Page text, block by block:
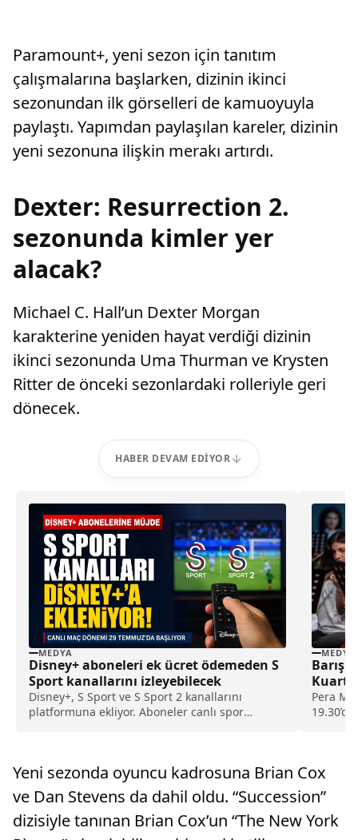
Paramount+, yeni sezon için tanıtım
çalışmalarına başlarken, dizinin ikinci
sezonundan ilk görselleri de kamuoyuyla
paylaştı. Yapımdan paylaşılan kareler, dizinin
yeni sezonuna ilişkin merakı artırdı.
Dexter: Resurrection 2.
sezonunda kimler yer
alacak?
Michael C. Hall’un Dexter Morgan
karakterine yeniden hayat verdiği dizinin
ikinci sezonunda Uma Thurman ve Krysten
Ritter de önceki sezonlardaki rolleriyle geri
dönecek.
HABER DEVAM EDIYOR
MEDYA
Disney+ aboneleri ek ücret ödemeden S
Sport kanallarını izleyebilecek
Disney+, S Sport ve S Sport 2 kanallarını
platformuna ekliyor. Aboneler canlı spor
MEDYA
Barış
Pera
Yeni sezonda oyuncu kadrosuna Brian Cox
ve Dan Stevens da dahil oldu. “Succession”
dizisiyle tanınan Brian Cox’un “The New York